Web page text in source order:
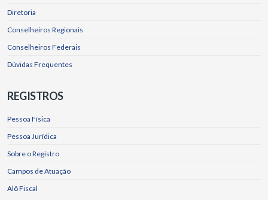
Diretoria
Conselheiros Regionais
Conselheiros Federais
Dúvidas Frequentes
REGISTROS
Pessoa Física
Pessoa Jurídica
Sobre o Registro
Campos de Atuação
Alô Fiscal